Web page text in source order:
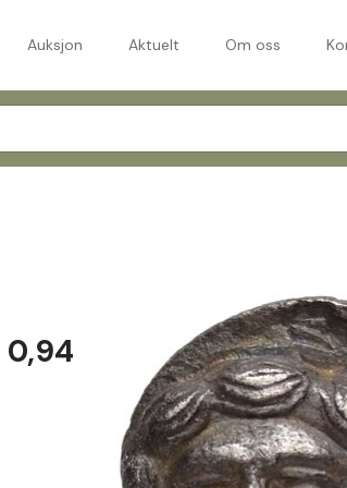
Auksjon Aktuelt Om oss
0,94